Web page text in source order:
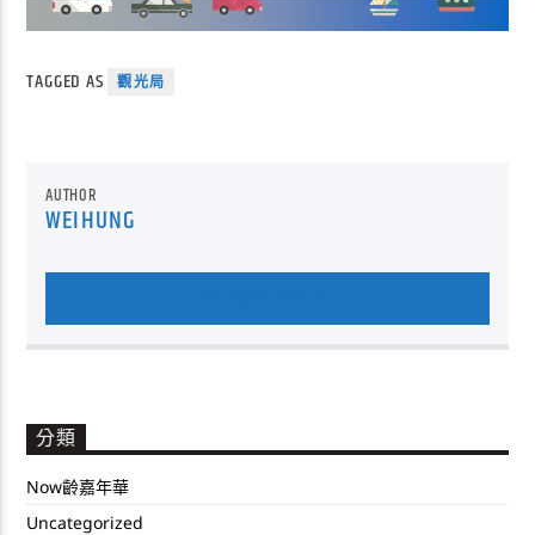
TAGGED AS 觀光局
AUTHOR
WEIHUNG
分類
Now齡嘉年華
Uncategorized